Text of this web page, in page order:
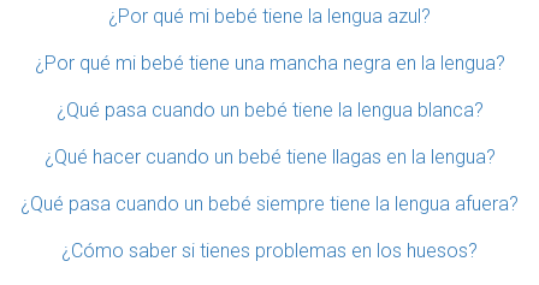
¿Por qué mi bebé tiene la lengua azul?
¿Por qué mi bebé tiene una mancha negra en la lengua?
¿Qué pasa cuando un bebé tiene la lengua blanca?
¿Qué hacer cuando un bebé tiene llagas en la lengua?
¿Qué pasa cuando un bebé siempre tiene la lengua afuera?
¿Cómo saber si tienes problemas en los huesos?